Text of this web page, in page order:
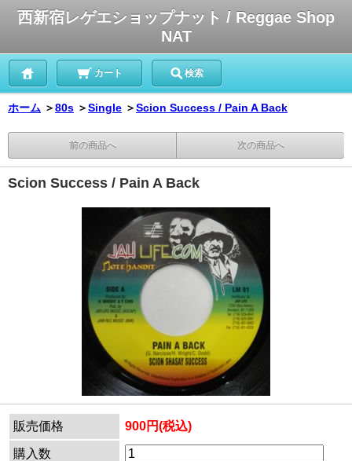
西新宿レゲエショップナット / Reggae Shop
NAT
カート 検索
ホーム ＞80s ＞Single ＞Scion Success / Pain A Back
前の商品へ 次の商品へ
Scion Success / Pain A Back
販売価格 900円(税込)
購入数